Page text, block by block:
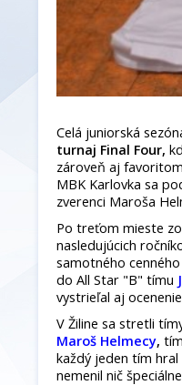
Celá juniorská
turnaj Final Four,
zároveň aj
MBK Karlovka sa
zverenci Maroša
Po treťom mieste
nasledujúcich
samotného
do All Star "B" tímu
vystrieľal aj
V Žiline sa stretli
Maroš Helmecy,
každý jeden tím
nemenil nič